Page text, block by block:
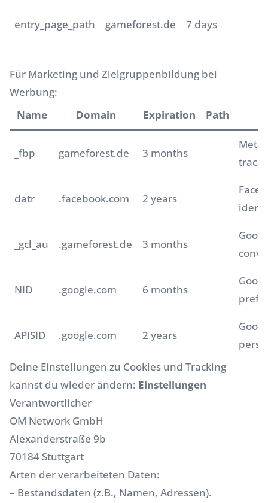
entry_page_path gameforest.de 7 days
Für Marketing und Zielgruppenbildung bei
Werbung:
Name
Domain Expiration Path
_fbp gameforest.de 3 months
Meta
datr .facebook.com 2 years
_gcl_au .gameforest.de 3 months
NID .google.com 6 months
APISID .google.com 2 years
Deine Einstellungen zu Cookies und Tracking
kannst du wieder ändern: Einstellungen
Verantwortlicher
OM Network GmbH
Alexanderstraße 9b
70184 Stuttgart
Arten der verarbeiteten Daten:
– Bestandsdaten (z.B., Namen, Adressen).